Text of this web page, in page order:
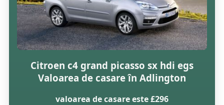
Citroen c4 grand picasso sx hdi egs
Valoarea de casare în Adlington
valoarea de casare este £296